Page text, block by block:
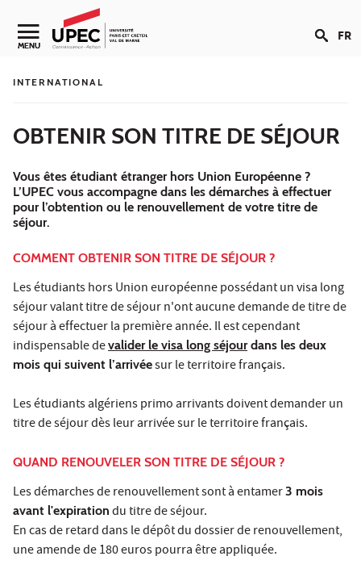
Aller au contenu
Navigation secondaire
MENU FR
INTERNATIONAL
OBTENIR SON TITRE DE SÉJOUR
Vous êtes étudiant étranger hors Union Européenne ?
L’UPEC vous accompagne dans les démarches à effectuer
pour l’obtention ou le renouvellement de votre titre de
séjour.
COMMENT OBTENIR SON TITRE DE SÉJOUR ?
Les étudiants hors Union européenne possédant un visa long
séjour valant titre de séjour n'ont aucune demande de titre de
séjour à effectuer la première année. Il est cependant
indispensable devalider le visa long séjourdans les deux
mois qui suivent l’arrivéesur le territoire français.
Les étudiants algériens primo arrivants doivent demander un
titre de séjour dès leur arrivée sur le territoire français.
QUAND RENOUVELER SON TITRE DE SÉJOUR ?
Les démarches de renouvellement sont à entamer3 mois
avant l'expiration du titre de séjour.
En cas de retard dans le dépôt du dossier de renouvellement,
une amende de 180 euros pourra être appliquée.